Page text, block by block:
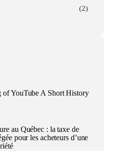
(2)
of YouTube A Short History
au Québec : la taxe de
pour les acheteurs d’une